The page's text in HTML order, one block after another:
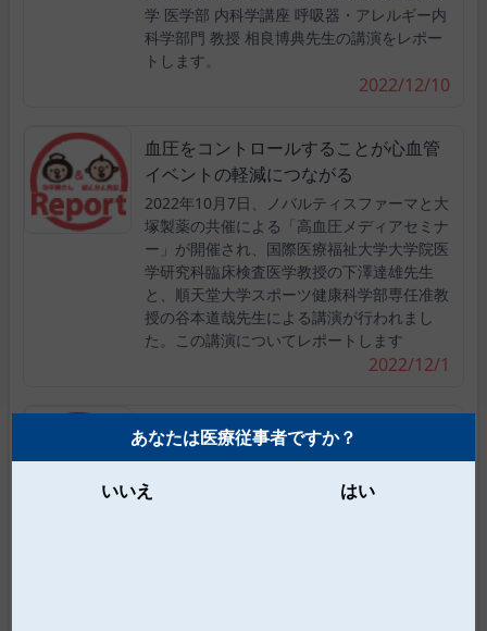
学 医学部 内科学講座 呼吸器・アレルギー内
科学部門 教授 相良博典先生の講演をレポー
トします。
2022/12/10
血圧をコントロールすることが心血管
イベントの軽減につながる
2022年10月7日、ノバルティスファーマと大
塚製薬の共催による「高血圧メディアセミナ
ー」が開催され、国際医療福祉大学大学院医
学研究科臨床検査医学教授の下澤達雄先生
と、順天堂大学スポーツ健康科学部専任准教
授の谷本道哉先生による講演が行われまし
た。この講演についてレポートします
2022/12/1
COVID-19に対する長時間作用型抗体
の併用療法「エバシェルド」の特性と
期待される役割
あなたは医療従事者ですか？
いいえ はい